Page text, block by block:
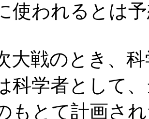
使われるとは
戦のとき、
科学者として
もとて計画さ